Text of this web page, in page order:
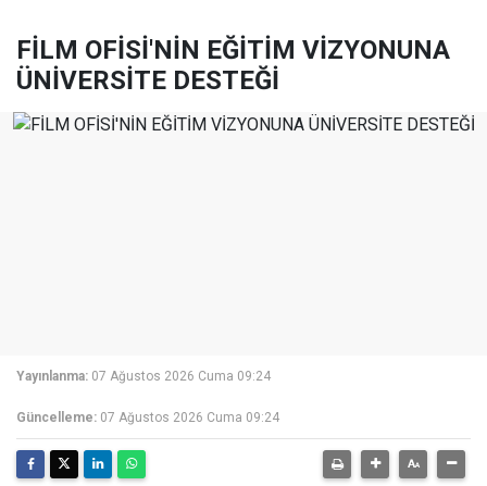
FİLM OFİSİ'NİN EĞİTİM VİZYONUNA
ÜNİVERSİTE DESTEĞİ
Yayınlanma: 07 Ağustos 2026 Cuma 09:24
Güncelleme: 07 Ağustos 2026 Cuma 09:24